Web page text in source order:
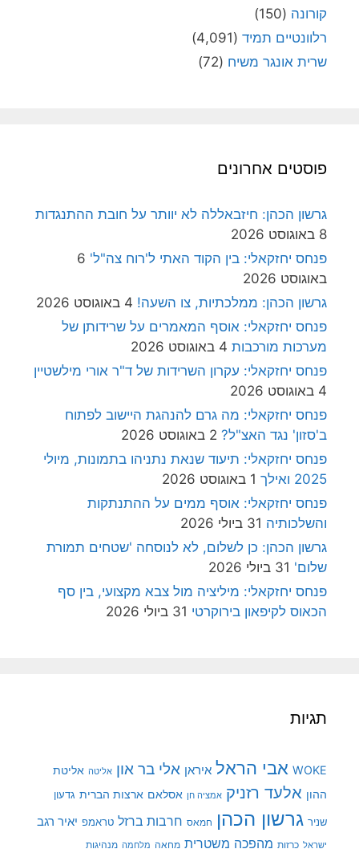
קורונה (150)
רלוונטיים תמיד (4,091)
שרית אונגר משיח (72)
פוסטים אחרונים
גרשון הכהן: חיזבאללה לא יוותר על חובת ההתנגדות
8 באוגוסט 2026
פנחס יחזקאלי: בין הקוד האתי ל'רוח צה"ל' 6
באוגוסט 2026
גרשון הכהן: ממלכתיות, צו השעה! 4 באוגוסט 2026
פנחס יחזקאלי: אוסף המאמרים על שרידותן של
מערכות מורכבות 4 באוגוסט 2026
פנחס יחזקאלי: עקרון השרידות של ד"ר אורי מילשטיין
4 באוגוסט 2026
פנחס יחזקאלי: מה גרם להנהגת היישוב לפתוח
ב'סזון' נגד האצ"ל? 2 באוגוסט 2026
פנחס יחזקאלי: תיעוד שנאת נתניהו בתמונות, מיולי
2025 ואילך
1 באוגוסט 2026
פנחס יחזקאלי: אוסף ממים על ההתנתקות
והשלכותיה 31 ביולי 2026
גרשון הכהן: כן לשלום, לא לנוסחה 'שטחים תמורת
שלום' 31 ביולי 2026
פנחס יחזקאלי: מיליציה מול צבא מקצועי, בין סף
הכאוס לקיפאון בירוקרטי 31 ביולי 2026
תגיות
WOKE אבי הראל איראן אלי בר און אליטה אליטת
ההון אלעד רזניק אמציה חן אסלאם ארצות הברית גדעון
שניר גרשון הכהן חמאס חרבות ברזל טראמפ יאיר רגב
ישראל כרזות מהפכה משטרית מחאה מלחמה מנהיגות